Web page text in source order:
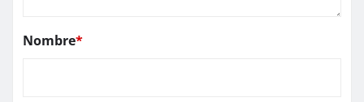
Nombre*